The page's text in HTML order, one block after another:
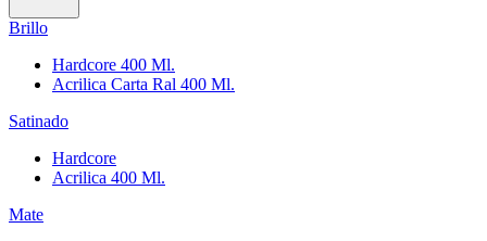
Brillo
Hardcore 400 Ml.
Acrilica Carta Ral 400 Ml.
Satinado
Hardcore
Acrilica 400 Ml.
Mate